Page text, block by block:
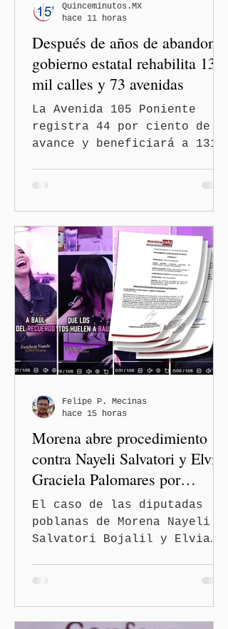
Después de años de abandono,
gobierno estatal rehabilita 13
mil calles y 73 avenidas
La Avenida 105 Poniente
registra 44 por ciento de
avance y beneficiará a 131
73 avenidas durante 2026,
el gobernador Alejandro
Armenta Mier supervisó la
rehabilitación de la
Avenida 105 Poniente, obra
que registra 44 por ciento
de avance y forma parte del
programa estatal para
recuperar vialidades
prioritarias, fortalecer la
condiciones de seguridad de
las familias poblanas, en e
Quinceminutos.MX
hace 11 horas
Morena abre procedimiento
contra Nayeli Salvatori y Elvia
Graciela Palomares por
discriminación y burlas
El caso de las diputadas
poblanas de Morena Nayeli
Salvatori Bojalil y Elvia
partido. La Comisión
Nacional de Honestidad y
Felipe P. Mecinas
hace 15 horas